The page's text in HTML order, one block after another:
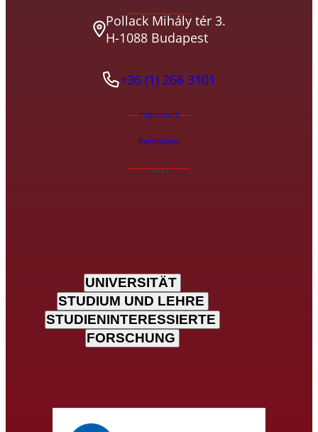
Pollack Mihály tér 3.
H-1088 Budapest
+36 (1) 266 3101
Impressum
Rechtliches
UNIVERSITÄT
STUDIUM UND LEHRE
STUDIENINTERESSIERTE
FORSCHUNG